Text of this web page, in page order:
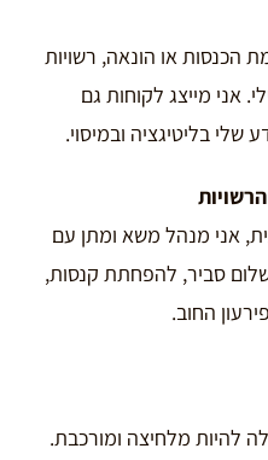
הכנסות או הונאה, רשויות
אני מייצג לקוחות גם
שלי בליטיגציה ובמיסוי.
אני מנהל משא ומתן עם
סביר, להפחתת קנסות,
החוב.
להיות מלחיצה ומורכבת.